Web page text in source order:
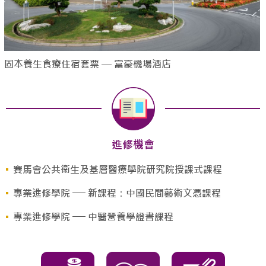
固本養生食療住宿套票 — 富豪機場酒店
進修機會
賽馬會公共衞生及基層醫療學院研究院授課式課程
專業進修學院 ── 新課程：中國民間藝術文憑課程
專業進修學院 ── 中醫營養學證書課程